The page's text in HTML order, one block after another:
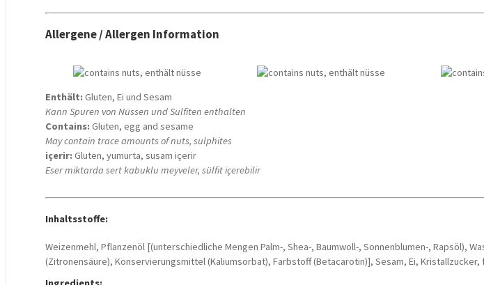
Allergene / Allergen Information
Enthält: Gluten, Ei und Sesam
Kann Spuren von Nüssen und Sulfiten enthalten
Contains: Gluten, egg and sesame
May contain trace amounts of nuts, sulphites
içerir: Gluten, yumurta, susam içerir
Eser miktarda sert kabuklu meyveler, sülfit içerebilir
Inhaltsstoffe:
Weizenmehl, Pflanzenöl [(unterschiedliche Mengen Palm-, Shea-, Baumwoll-, Sonnenblumen-, Rapsöl),
(Zitronensäure), Konservierungsmittel (Kaliumsorbat), Farbstoff (Betacarotin)], Sesam, Ei, Kristallzucker,